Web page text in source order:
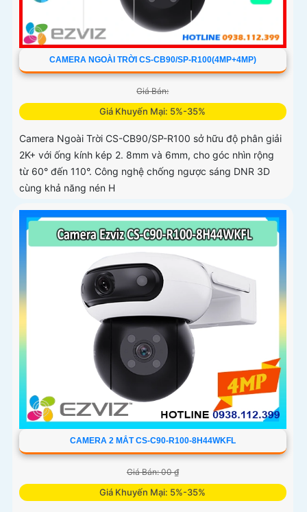
CAMERA NGOÀI TRỜI CS-CB90/SP-R100(4MP+4MP)
Giá Bán:
Giá Khuyến Mại: 5%-35%
Camera Ngoài Trời CS-CB90/SP-R100 sở hữu độ phân giải
2K+ với ống kính kép 2. 8mm và 6mm, cho góc nhìn rộng
từ 60° đến 110°. Công nghệ chống ngược sáng DNR 3D
cùng khả năng nén H
CAMERA 2 MẮT CS-C90-R100-8H44WKFL
Giá Bán: 00 ₫
Giá Khuyến Mại: 5%-35%